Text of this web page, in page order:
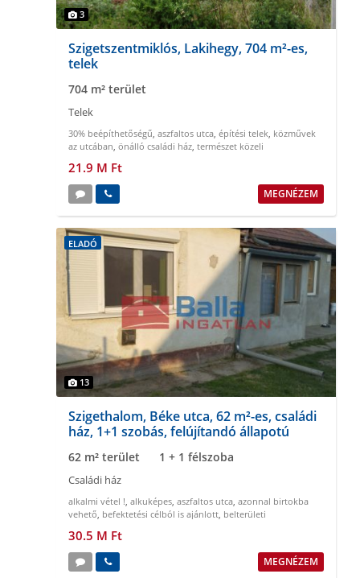
3
Szigetszentmiklós, Lakihegy, 704 m²-es,
telek
704 m² terület
Telek
30% beépíthetőségű, aszfaltos utca, építési telek, közművek
az utcában, önálló családi ház, természet közeli
21.9 M Ft
MEGNÉZEM
ELADÓ
13
Szigethalom, Béke utca, 62 m²-es, családi
ház, 1+1 szobás, felújítandó állapotú
62 m² terület 1 + 1 félszoba
Családi ház
alkalmi vétel !, alkuképes, aszfaltos utca, azonnal birtokba
vehető, befektetési célból is ajánlott, belterületi
30.5 M Ft
MEGNÉZEM